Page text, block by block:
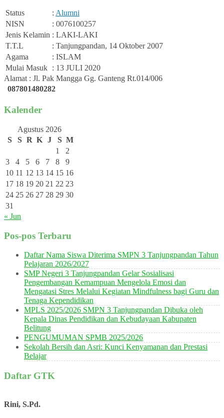
Status : Alumni
NISN
: 0076100257
Jenis Kelamin : LAKI-LAKI
T.T.L
: Tanjungpandan, 14 Oktober 2007
Agama
: ISLAM
Mulai Masuk : 13 JULI 2020
Alamat : Jl. Pak Mangga Gg. Ganteng Rt.014/006
087801480282
Kalender
Agustus 2026
S
S R K J S M
1
2
3
4 5 6 7 8
9
10 11 12 13 14 15 16
17 18 19 20 21 22 23
24 25 26 27 28 29 30
31
« Jun
Pos-pos Terbaru
Daftar Nama Siswa Diterima SMPN 3 Tanjungpandan Tahun
Pelajaran 2026/2027
SMP Negeri 3 Tanjungpandan Gelar Sosialisasi
Pengembangan Kemampuan Mengelola Emosi dan
Mengatasi Stres Melalui Kegiatan Mindfulness bagi Guru dan
Tenaga Kependidikan
MPLS 2025/2026 SMPN 3 Tanjungpandan Dibuka oleh
Kepala Dinas Pendidikan dan Kebudayaan Kabupaten
Belitung
PENGUMUMAN SPMB 2025/2026
Sekolah Bersih dan Asri: Kunci Kenyamanan dan Prestasi
Belajar
Daftar GTK
Rini, S.Pd.